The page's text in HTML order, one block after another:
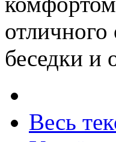
беседки и
Весь